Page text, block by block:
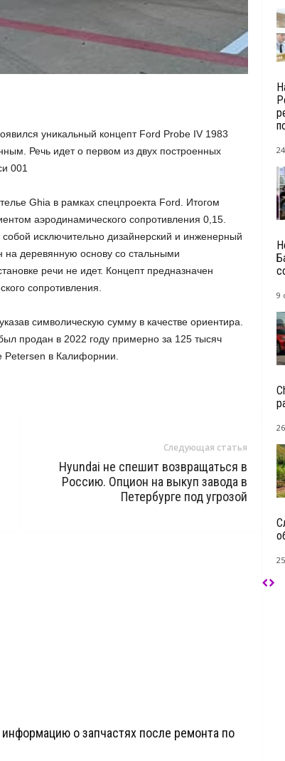
уникальный концепт Ford Probe IV 1983
Речь идет о первом из двух построенных
001
Ghia в рамках спецпроекта Ford. Итогом
аэродинамического сопротивления 0,15.
исключительно дизайнерский и инженерный
на деревянную основу со стальными
речи не идет. Концепт предназначен
сопротивления.
символическую сумму в качестве ориентира.
продан в 2022 году примерно за 125 тысяч
Petersen в Калифорнии.
Следующая статья
Hyundai не спешит возвращаться в
Россию. Опцион на выкуп завода в
Петербурге под угрозой
о запчастях после ремонта по
9